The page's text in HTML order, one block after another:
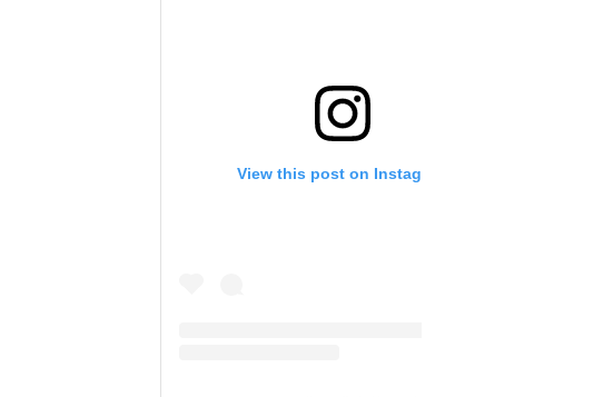
View this post on Instagram